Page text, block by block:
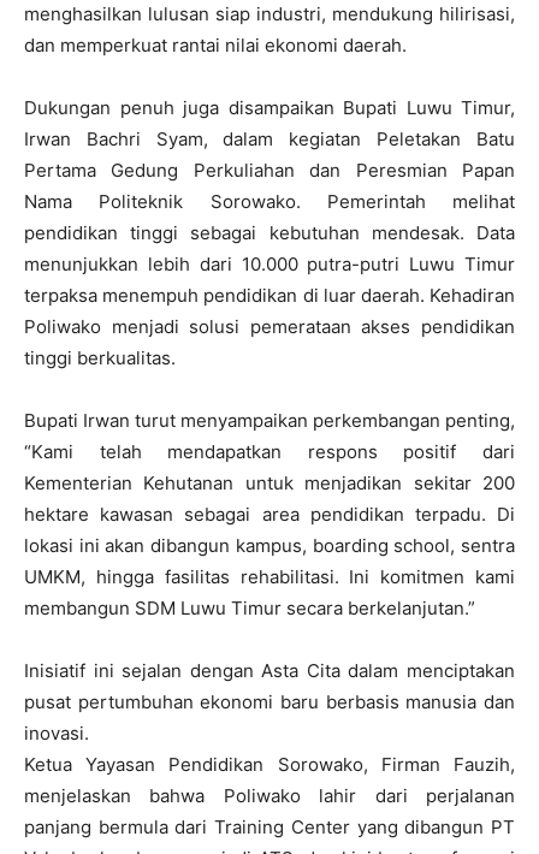
menghasilkan lulusan siap industri, mendukung hilirisasi,
dan memperkuat rantai nilai ekonomi daerah.
Dukungan penuh juga disampaikan Bupati Luwu Timur,
Irwan Bachri Syam, dalam kegiatan Peletakan Batu
Pertama Gedung Perkuliahan dan Peresmian Papan
Nama Politeknik Sorowako. Pemerintah melihat
pendidikan tinggi sebagai kebutuhan mendesak. Data
menunjukkan lebih dari 10.000 putra-putri Luwu Timur
terpaksa menempuh pendidikan di luar daerah. Kehadiran
Poliwako menjadi solusi pemerataan akses pendidikan
tinggi berkualitas.
Bupati Irwan turut menyampaikan perkembangan penting,
“Kami telah mendapatkan respons positif dari
Kementerian Kehutanan untuk menjadikan sekitar 200
hektare kawasan sebagai area pendidikan terpadu. Di
lokasi ini akan dibangun kampus, boarding school, sentra
UMKM, hingga fasilitas rehabilitasi. Ini komitmen kami
membangun SDM Luwu Timur secara berkelanjutan.”
Inisiatif ini sejalan dengan Asta Cita dalam menciptakan
pusat pertumbuhan ekonomi baru berbasis manusia dan
inovasi.
Ketua Yayasan Pendidikan Sorowako, Firman Fauzih,
menjelaskan bahwa Poliwako lahir dari perjalanan
panjang bermula dari Training Center yang dibangun PT